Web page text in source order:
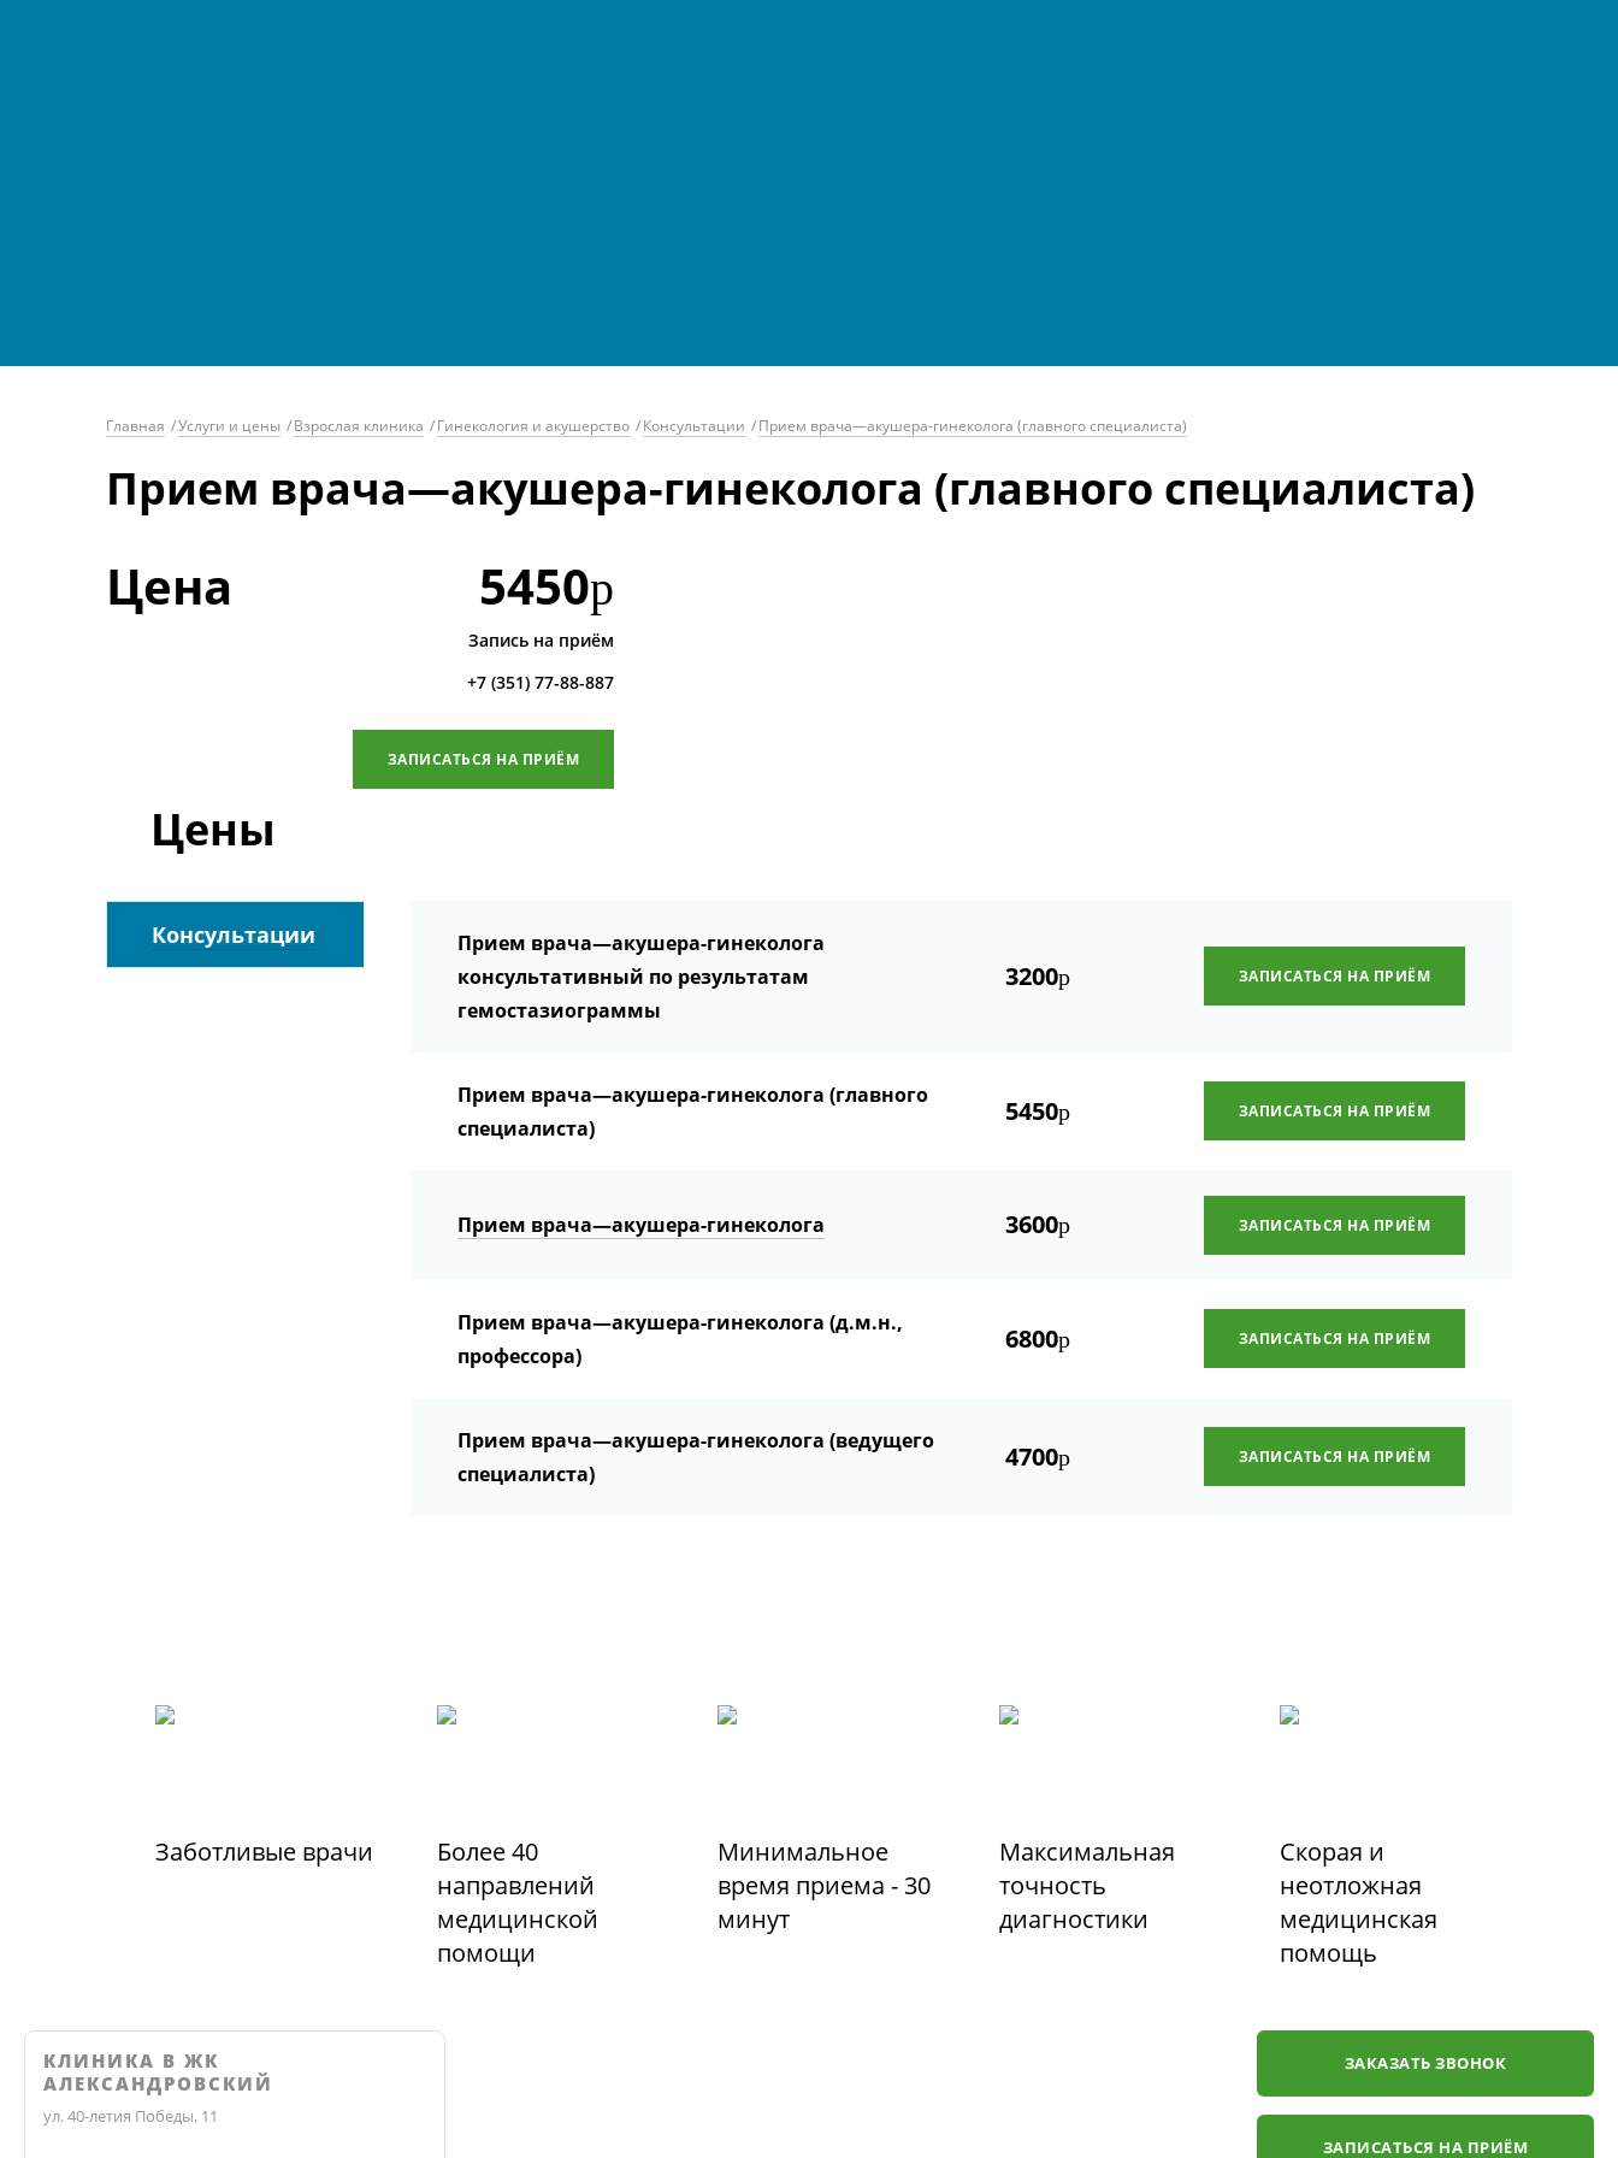
Главная /Услуги и цены /Взрослая клиника /Гинекология и акушерство /Консультации /Прием врача—акушера-гинеколога (главного специалиста)
Прием врача—акушера-гинеколога (главного специалиста)
Цена 5450р
Запись на приём
+7 (351) 77-88-887
ЗАПИСАТЬСЯ НА ПРИЁМ
Цены
Консультации
Прием врача—акушера-гинеколога
консультативный по результатам
гемостазиограммы
3200р ЗАПИСАТЬСЯ НА ПРИЁМ
Прием врача—акушера-гинеколога (главного
специалиста)
5450р ЗАПИСАТЬСЯ НА ПРИЁМ
Прием врача—акушера-гинеколога 3600р ЗАПИСАТЬСЯ НА ПРИЁМ
Прием врача—акушера-гинеколога (д.м.н.,
профессора)
6800р ЗАПИСАТЬСЯ НА ПРИЁМ
Прием врача—акушера-гинеколога (ведущего
специалиста)
4700р ЗАПИСАТЬСЯ НА ПРИЁМ
Заботливые врачи
Более 40
направлений
медицинской
помощи
Минимальное
время приема - 30
минут
Максимальная
точность
диагностики
Скорая и
неотложная
медицинская
помощь
ЗАКАЗАТЬ ЗВОНОК
КЛИНИКА В ЖК
АЛЕКСАНДРОВСКИЙ
ул. 40-летия Победы, 11
ЗАПИСАТЬСЯ НА ПРИЁМ